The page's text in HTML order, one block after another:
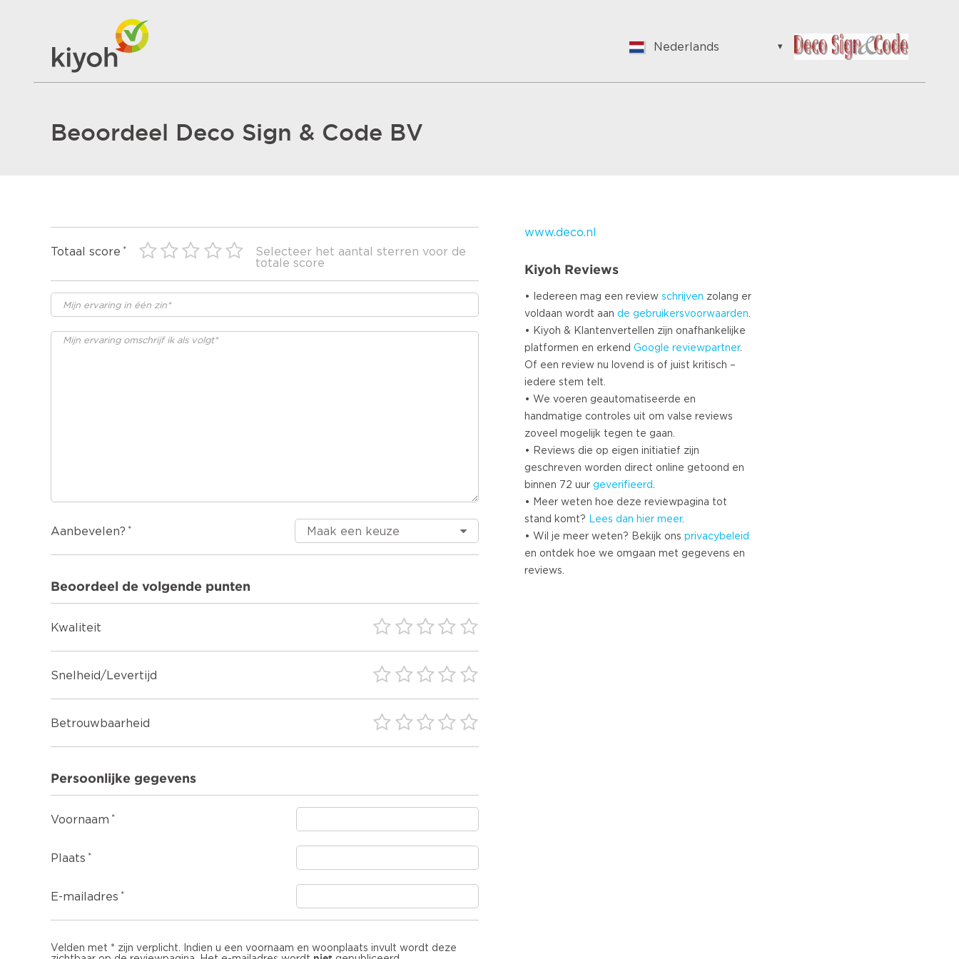
Nederlands
Nederlands
Italian
Portuguese
Turkish
Norwegian
Swedish
Brazilian Portuguese
Slovenian
Chinese
Greek
Czech
Estonian
Lithuanian
Beoordeel Deco Sign & Code BV
Totaal score
Selecteer het aantal sterren voor de
totale score
Aanbevelen?
Beoordeel de volgende punten
Kwaliteit
Snelheid/Levertijd
Betrouwbaarheid
Persoonlijke gegevens
Voornaam
Plaats
E-mailadres
Velden met * zijn verplicht. Indien u een voornaam en woonplaats invult wordt deze
www.deco.nl
Kiyoh Reviews
• Iedereen mag een review schrijven zolang er
voldaan wordt aan de gebruikersvoorwaarden.
• Kiyoh & Klantenvertellen zijn onafhankelijke
platformen en erkend Google reviewpartner.
Of een review nu lovend is of juist kritisch –
iedere stem telt.
• We voeren geautomatiseerde en
handmatige controles uit om valse reviews
zoveel mogelijk tegen te gaan.
• Reviews die op eigen initiatief zijn
geschreven worden direct online getoond en
binnen 72 uur geverifieerd.
• Meer weten hoe deze reviewpagina tot
stand komt? Lees dan hier meer.
• Wil je meer weten? Bekijk ons privacybeleid
en ontdek hoe we omgaan met gegevens en
reviews.